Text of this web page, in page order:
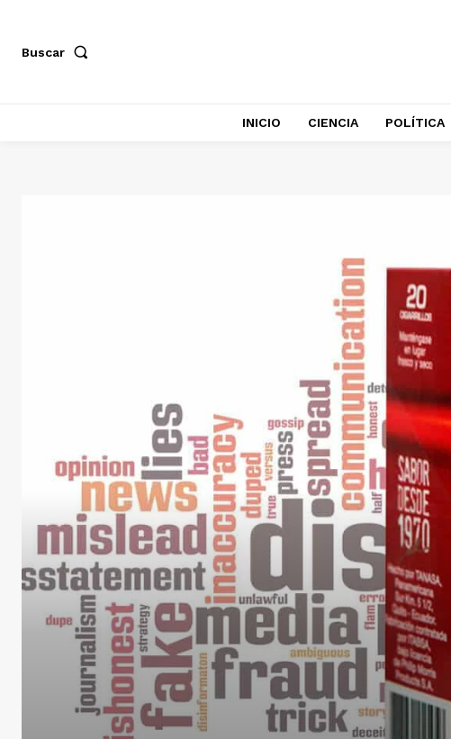
Buscar
INICIO CIENCIA POLÍTICA